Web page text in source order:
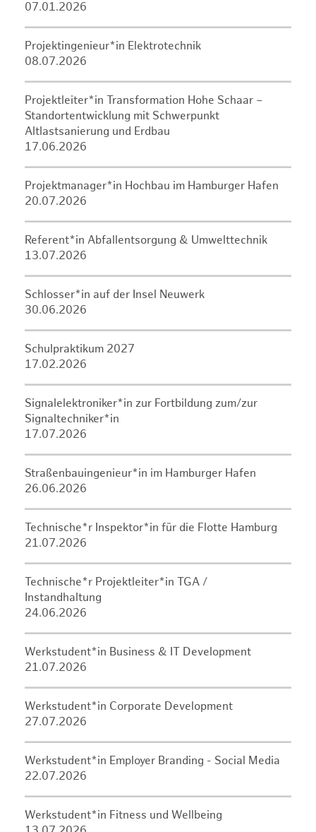
07.01.2026
Projektingenieur*in Elektrotechnik
08.07.2026
Projektleiter*in Transformation Hohe Schaar –
Standortentwicklung mit Schwerpunkt
Altlastsanierung und Erdbau
17.06.2026
Projektmanager*in Hochbau im Hamburger Hafen
20.07.2026
Referent*in Abfallentsorgung & Umwelttechnik
13.07.2026
Schlosser*in auf der Insel Neuwerk
30.06.2026
Schulpraktikum 2027
17.02.2026
Signalelektroniker*in zur Fortbildung zum/zur
Signaltechniker*in
17.07.2026
Straßenbauingenieur*in im Hamburger Hafen
26.06.2026
Technische*r Inspektor*in für die Flotte Hamburg
21.07.2026
Technische*r Projektleiter*in TGA /
Instandhaltung
24.06.2026
Werkstudent*in Business & IT Development
21.07.2026
Werkstudent*in Corporate Development
27.07.2026
Werkstudent*in Employer Branding - Social Media
22.07.2026
Werkstudent*in Fitness und Wellbeing